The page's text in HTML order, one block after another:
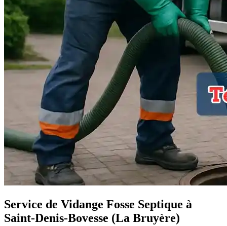
Service de Vidange Fosse Septique à
Saint-Denis-Bovesse (La Bruyère)